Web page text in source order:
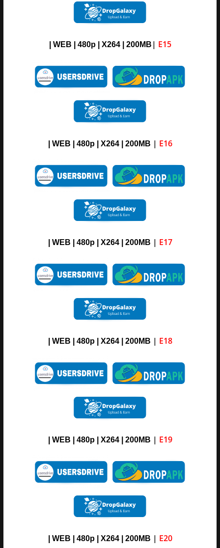
| WEB | 480p | X264 | 200MB | E15
| WEB | 480p | X264 | 200MB | E16
| WEB | 480p | X264 | 200MB | E17
| WEB | 480p | X264 | 200MB | E18
| WEB | 480p | X264 | 200MB | E19
| WEB | 480p | X264 | 200MB | E20